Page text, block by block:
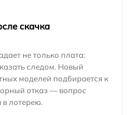
скачка
не только плата:
следом. Новый
моделей подбирается к
отказ — вопрос
лотерею.